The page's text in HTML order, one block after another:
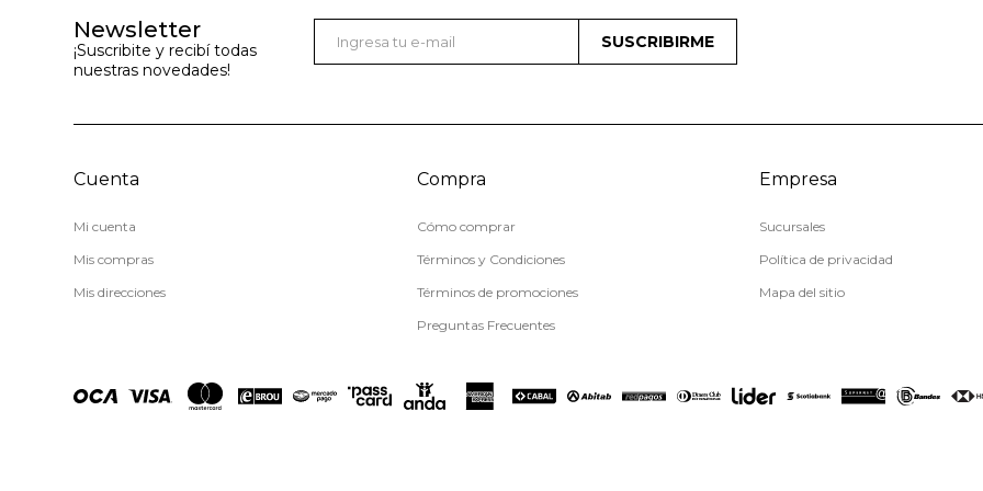
Newsletter
¡Suscribite y recibí todas
nuestras novedades!
SUSCRIBIRME
Cuenta
Mi cuenta
Mis compras
Mis direcciones
Compra
Cómo comprar
Términos y Condiciones
Términos de promociones
Preguntas Frecuentes
Empresa
Sucursales
Política de privacidad
Mapa del sitio